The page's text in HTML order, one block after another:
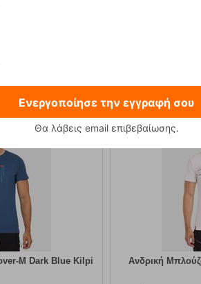
M Dark Blue Kilpi
9%
Ανδρική
Ενεργοποίησε την εγγραφή σου
Θα λάβεις email επιβεβαίωσης.